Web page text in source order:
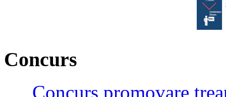
Concurs
Concurs promovare